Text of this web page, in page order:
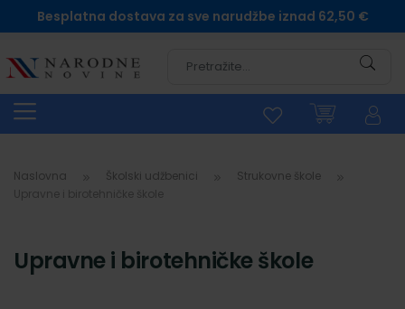
Besplatna dostava za sve narudžbe iznad 62,50 €
Naslovna Školski udžbenici
Strukovne škole
Upravne i birotehničke škole